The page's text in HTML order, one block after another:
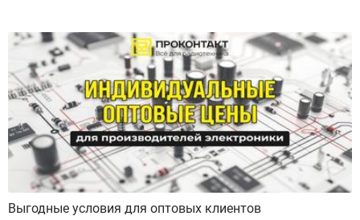
Выгодные условия для оптовых клиентов